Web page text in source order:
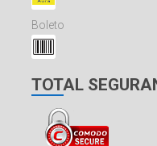
Boleto
TOTAL